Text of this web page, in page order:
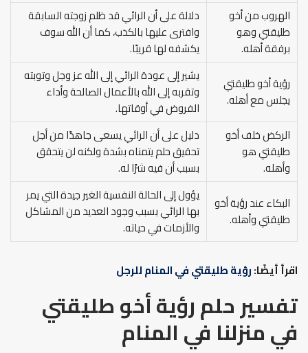
الهروب من أخو
طليقتي وهو
برفقة أهله.
دلالة على أن الرائي قد ظلم زوجته السابقة
وافترى عليها بالكذب، كما أن الله سوف
يكشفه لها قريبًا.
رؤية أخو طليقتي
يجلس مع أهله.
يشير إلى عودة الرائي إلى الله عز وجل وتوبته
وتقربه إلى الله بالأعمال الصالحة وأداء
الفروض في أوقاتها.
الركض خلف أخو
طليقتي هو
وأهله.
دليل على أن الرائي يسعى جاهدًا من أجل
تحقيق حلم يتمناه بشدة ولكنه لن يتحقق
بسبب أن فيه شرًا له.
البكاء عند رؤية أخو
طليقتي وأهله.
يؤول إلى الحالة النفسية الغير جيدة التي يمر
بها الرائي بسبب وجود العديد من المشاكل
والأزمات في حياته.
اقرأ أيضًا:رؤية طليقتي في المنام للرجل
تفسير حلم رؤية أخو طليقتي
في منزلنا في المنام